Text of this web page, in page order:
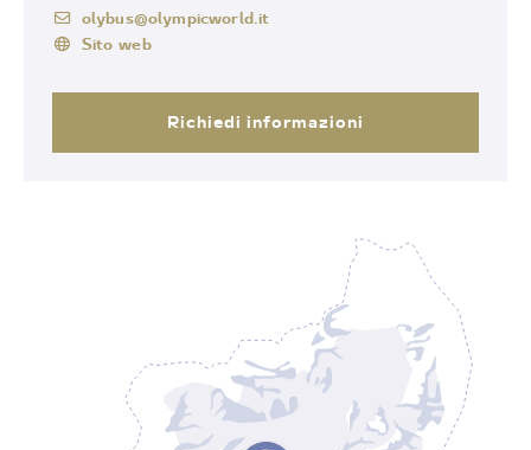
olybus@olympicworld.it
Sito web
Richiedi informazioni